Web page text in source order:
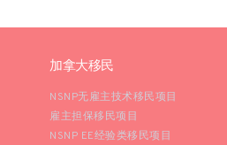
加拿大移民
NSNP无雇主技术移民项目
雇主担保移民项目
NSNP EE经验类移民项目